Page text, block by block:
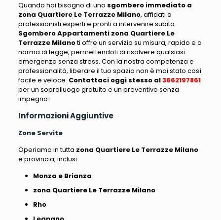
Quando hai bisogno di uno sgombero immediato a
zona Quartiere Le Terrazze Milano, affidati a
professionisti esperti e pronti a intervenire subito.
Sgombero Appartamenti zona Quartiere Le
Terrazze Milanoti offre un servizio su misura, rapido e a
norma di legge, permettendoti di risolvere qualsiasi
emergenza senza stress. Con la nostra competenza e
professionalità, liberare il tuo spazio non è mai stato così
facile e veloce. Contattaci oggi stesso al3662197861
per un sopralluogo gratuito e un preventivo senza
impegno!
Informazioni Aggiuntive
Zone Servite
Operiamo in tutta zona Quartiere Le Terrazze Milano
e provincia, inclusi:
Monza e Brianza
zona Quartiere Le Terrazze Milano
Rho